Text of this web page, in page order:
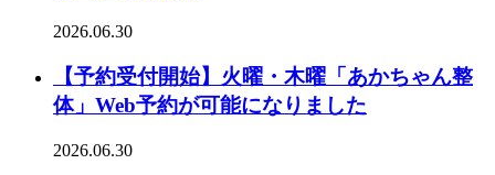
2026.06.30
【予約受付開始】火曜・木曜「あかちゃん整
体」Web予約が可能になりました
2026.06.30